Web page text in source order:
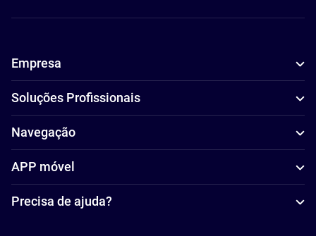
Empresa
Soluções Profissionais
Navegação
APP móvel
Precisa de ajuda?